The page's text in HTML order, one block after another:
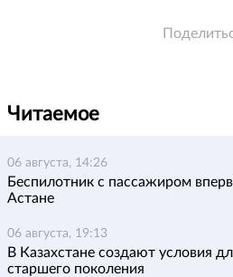
Читаемое
06 августа, 14:26
Беспилотник с пассажиром
Астане
06 августа, 19:13
В Казахстане создают условия
старшего поколения